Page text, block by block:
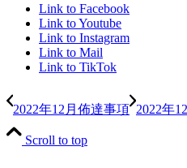
Link to Facebook
Link to Youtube
Link to Instagram
Link to Mail
Link to TikTok
2022年12月佈達事項 2022年
Scroll to top